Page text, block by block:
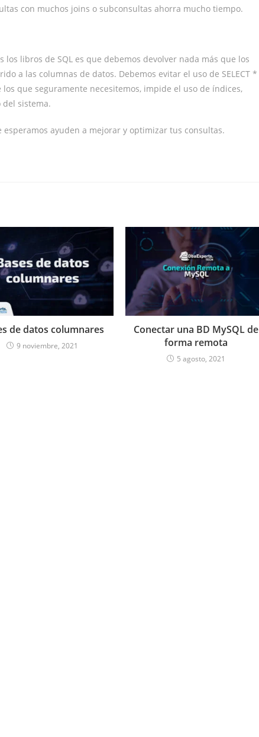
con muchos joins o subconsultas ahorra mucho tiempo.
libros de SQL es que debemos devolver nada más que los
a las columnas de datos. Debemos evitar el uso de SELECT *
que seguramente necesitemos, impide el uso de índices,
sistema.
ayuden a mejorar y optimizar tus consultas.
de datos columnares
9 noviembre, 2021
Conectar una BD MySQL de
forma remota
5 agosto, 2021